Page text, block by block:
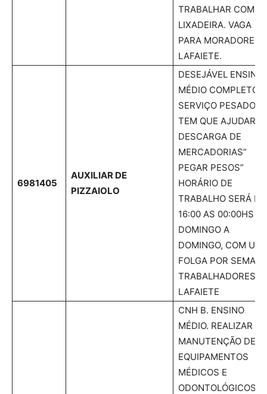
TRABALHAR COM
LIXADEIRA. VAGA
PARA MORADORES
LAFAIETE.
6981405
AUXILIAR DE
PIZZAIOLO
DESEJÁVEL ENSINO
MÉDIO COMPLETO,
SERVIÇO PESADO
TEM QUE AJUDAR
DESCARGA DE
MERCADORIAS”
PEGAR PESOS”
HORÁRIO DE
TRABALHO SERÁ DE
16:00 AS 00:00HS –
DOMINGO A
DOMINGO, COM UM
FOLGA POR
TRABALHADORES
LAFAIETE
CNH B. ENSINO
MÉDIO. REALIZAR
MANUTENÇÃO DE
EQUIPAMENTOS
MÉDICOS E
ODONTOLÓGICOS.